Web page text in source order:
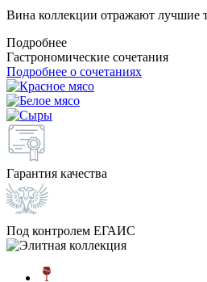
Вина коллекции отражают лучшие
Подробнее
Гастрономические сочетания
Подробнее о сочетаниях
Гарантия качества
Под контролем ЕГАИС